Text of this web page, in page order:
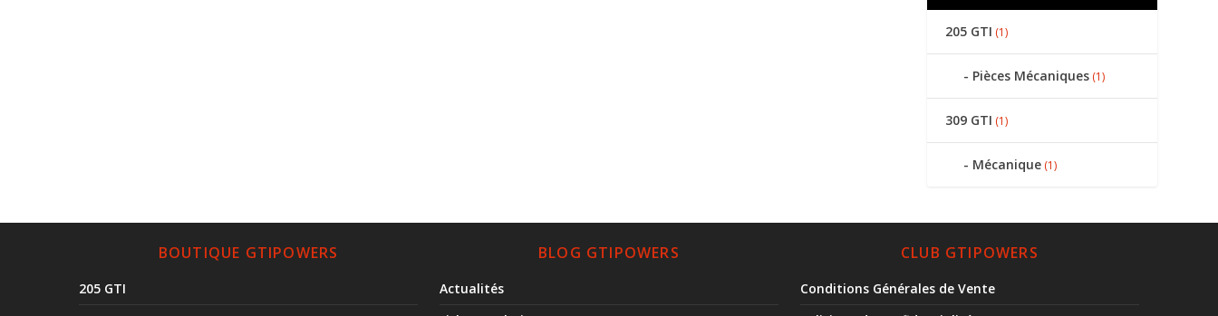
205 GTI (1)
Pièces Mécaniques (1)
309 GTI (1)
Mécanique (1)
BOUTIQUE GTIPOWERS
205 GTI
BLOG GTIPOWERS
Actualités
CLUB GTIPOWERS
Conditions Générales de Vente